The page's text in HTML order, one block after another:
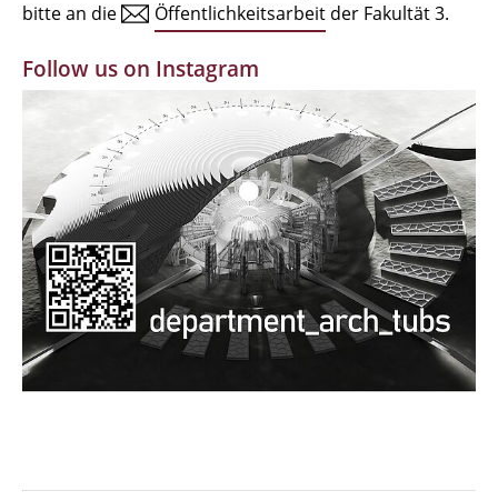
Zeichensäle
MBW | Modellbauwerkstatt
Alumni | cloud club
Dokumente und Downloads
bitte an die
Öffentlichkeitsarbeit der Fakultät 3.
Follow us on Instagram